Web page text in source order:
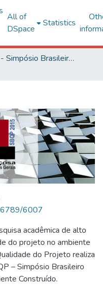
All of
DSpace
Statistics
SBQP - Simpósio Brasileiro de Qualidade do Projeto no Ambiente Construído
6007
acadêmica de alto
do projeto no ambiente
do Projeto realiza
– Simpósio Brasileiro
Construído.